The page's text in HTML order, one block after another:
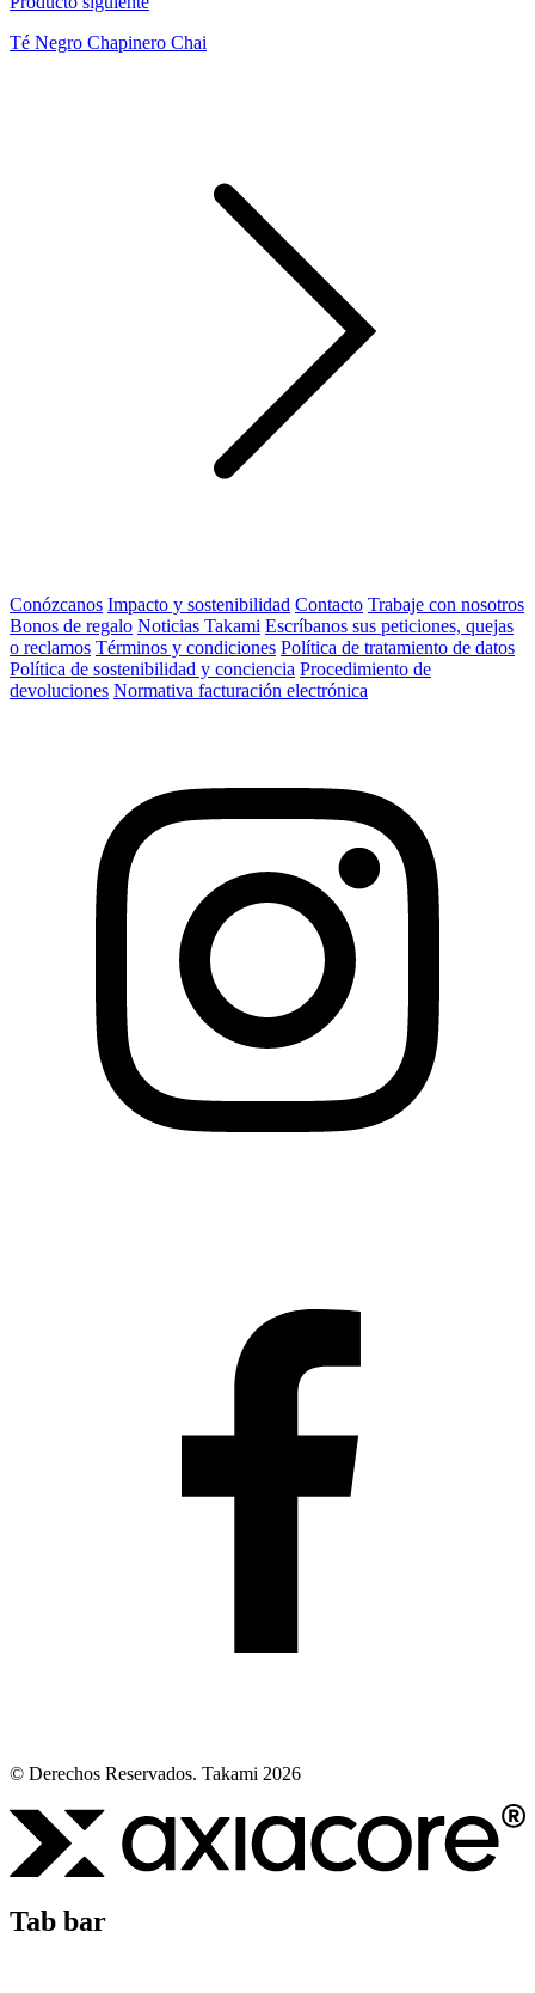
Té Negro Chapinero Chai
Conózcanos Impacto y sostenibilidad Contacto Trabaje con nosotros
Bonos de regalo Noticias Takami Escríbanos sus peticiones, quejas
o reclamos Términos y condiciones Política de tratamiento de datos
Política de sostenibilidad y conciencia Procedimiento de
devoluciones Normativa facturación electrónica
© Derechos Reservados. Takami 2026
Tab bar